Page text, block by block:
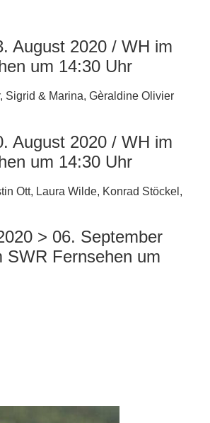
August 2020 / WH im
um 14:30 Uhr
Sigrid & Marina, Gèraldine Olivier
August 2020 / WH im
um 14:30 Uhr
Ott, Laura Wilde, Konrad Stöckel,
> 06. September
SWR Fernsehen um